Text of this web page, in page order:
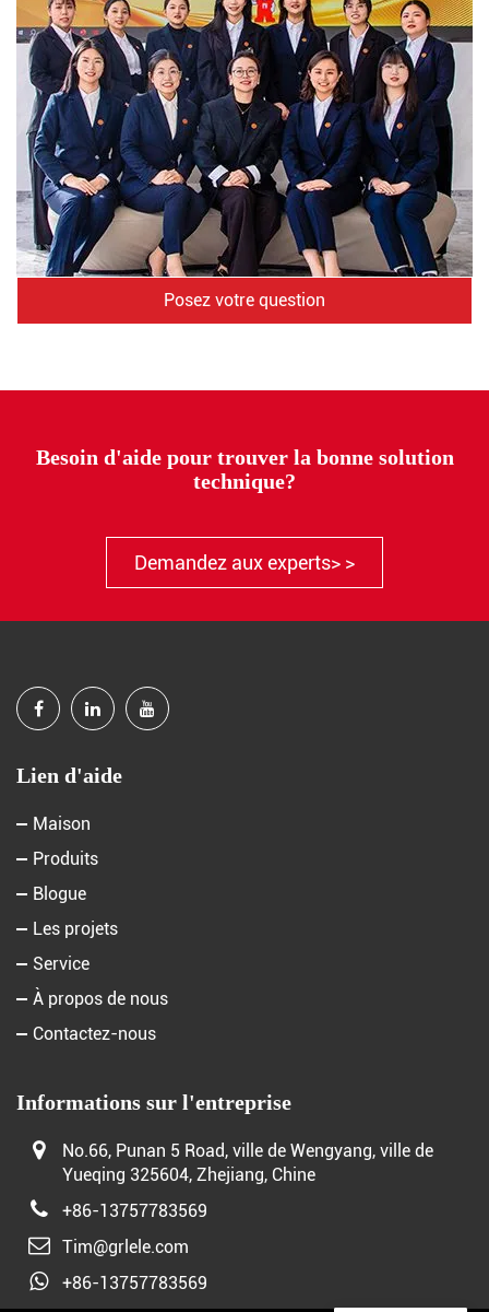
Posez votre question
Besoin d'aide pour trouver la bonne solution
technique?
Demandez aux experts> >
Lien d'aide
Maison
Produits
Blogue
Les projets
Service
À propos de nous
Contactez-nous
Informations sur l'entreprise
No.66, Punan 5 Road, ville de Wengyang, ville de
Yueqing 325604, Zhejiang, Chine
+86-13757783569
Tim@grlele.com
+86-13757783569